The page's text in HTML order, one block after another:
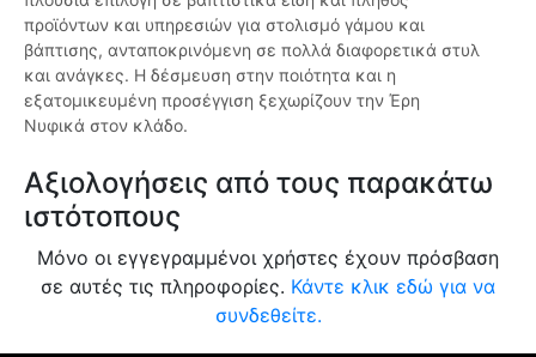
προϊόντων και υπηρεσιών για στολισμό γάμου και
βάπτισης, ανταποκρινόμενη σε πολλά διαφορετικά στυλ
και ανάγκες. Η δέσμευση στην ποιότητα και η
εξατομικευμένη προσέγγιση ξεχωρίζουν την Έρη
Νυφικά στον κλάδο.
Αξιολογήσεις από τους παρακάτω
ιστότοπους
Μόνο οι εγγεγραμμένοι χρήστες έχουν πρόσβαση
σε αυτές τις πληροφορίες. Κάντε κλικ εδώ για να
συνδεθείτε.